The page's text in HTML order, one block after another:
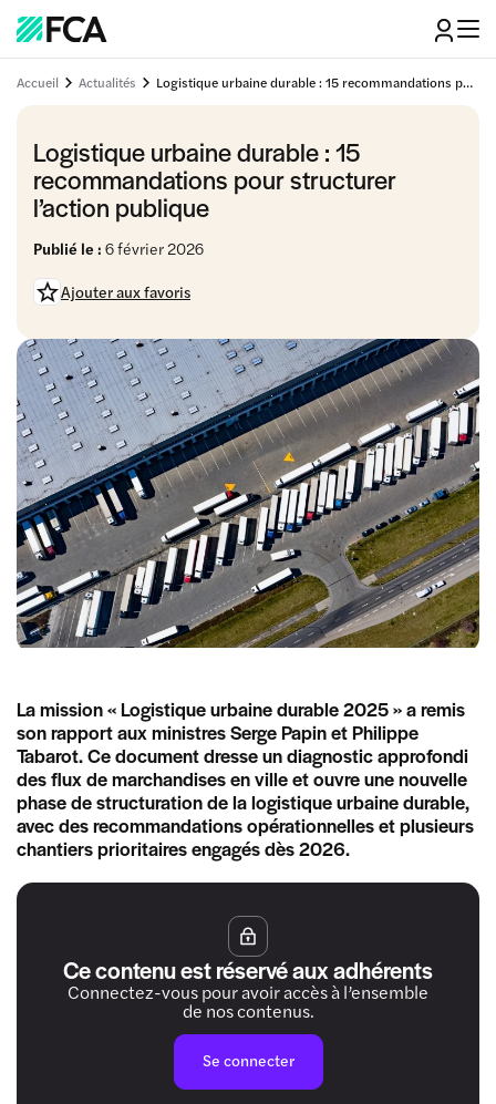
Accueil Actualités Logistique urbaine durable : 15 recommandations pour structurer l’action publique
Logistique urbaine durable : 15
recommandations pour structurer
l’action publique
Publié le : 6 février 2026
Ajouter aux favoris
La mission « Logistique urbaine durable 2025 » a remis
son rapport aux ministres Serge Papin et Philippe
Tabarot. Ce document dresse un diagnostic approfondi
des flux de marchandises en ville et ouvre une nouvelle
phase de structuration de la logistique urbaine durable,
avec des recommandations opérationnelles et plusieurs
chantiers prioritaires engagés dès 2026.
Ce contenu est réservé aux adhérents
Connectez-vous pour avoir accès à l’ensemble
de nos contenus.
Se connecter